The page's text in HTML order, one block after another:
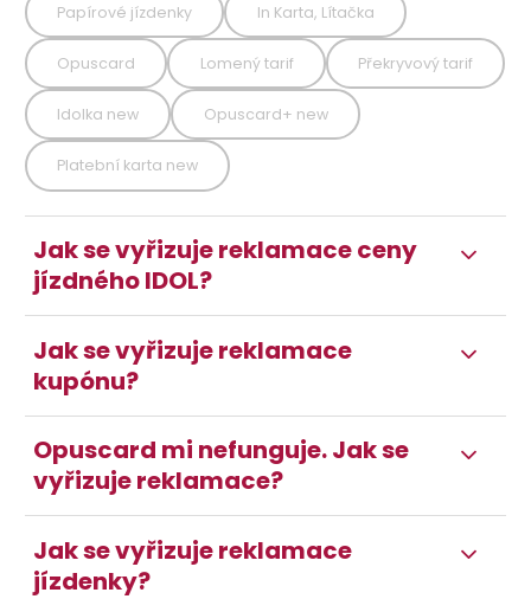
Papírové jízdenky In Karta, Lítačka
Opuscard Lomený tarif Překryvový tarif
Idolka new Opuscard+ new
Platební karta new
Jak se vyřizuje reklamace ceny
jízdného IDOL?
Jak se vyřizuje reklamace
kupónu?
Opuscard mi nefunguje. Jak se
vyřizuje reklamace?
Jak se vyřizuje reklamace
jízdenky?